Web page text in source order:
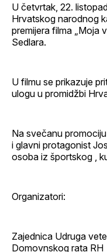
U četvrtak, 22.
Hrvatskog narodnog
premijera filma „Moja
Sedlara.
U filmu se prikazuje
ulogu u promidžbi
Na svečanu
i glavni protagonist
osoba iz športskog ,
Organizatori:
Zajednica Udruga
Domovnskog rata RH